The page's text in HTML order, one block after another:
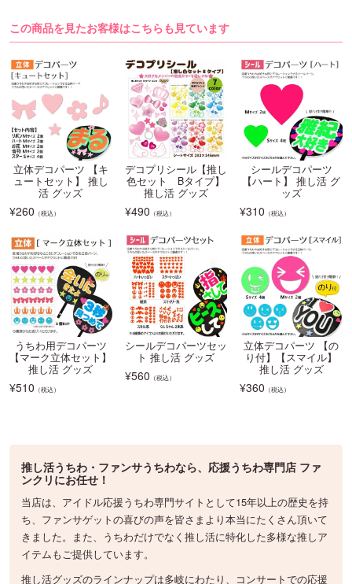
この商品を見たお客様はこちらも見ています
立体デコパーツ 【キ
ュートセット】 推し
活 グッズ
¥260 （税込）
デコプリシール【推し
色セット Bタイプ】
推し活 グッズ
¥490 （税込）
シールデコパーツ
【ハート】 推し活 グ
ッズ
¥310 （税込）
うちわ用デコパーツ
【マーク立体セット】
推し活 グッズ
¥510 （税込）
シールデコパーツセッ
ト 推し活 グッズ
¥560 （税込）
立体デコパーツ 【の
り付】【スマイル】
推し活 グッズ
¥360 （税込）
推し活うちわ・ファンサうちわなら、応援うちわ専門店 ファ
ンクリにお任せ！
当店は、アイドル応援うちわ専門サイトとして15年以上の歴史を持
ち、ファンサゲットの喜びの声を皆さまより本当にたくさん頂いて
きました。また、うちわだけでなく推し活に特化した多様な推しア
イテムもご提供しています。
推し活グッズのラインナップは多岐にわたり、コンサートでの応援